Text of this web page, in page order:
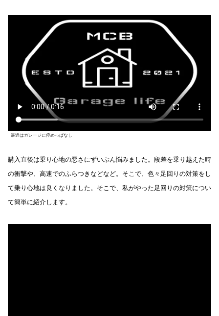
最近はガレージに停めっぱなし
購入直後は乗り心地の悪さにずいぶん悩みました。段差を乗り越えた時
の衝撃や、高速でのふらつきなどなど。そこで、色々足回りの対策をし
て乗り心地は良くなりました。そこで、私がやった足回りの対策につい
て簡単に紹介します。